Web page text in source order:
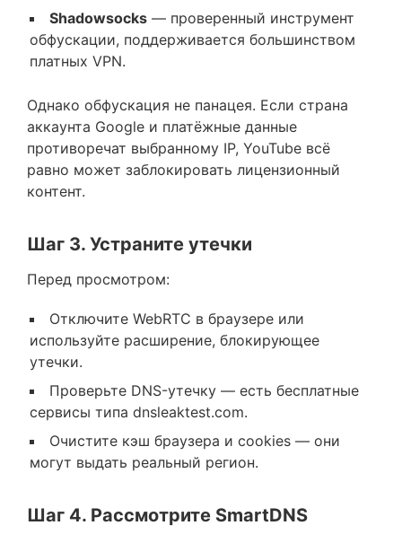
Shadowsocks — проверенный инструмент
обфускации, поддерживается большинством
платных VPN.
Однако обфускация не панацея. Если страна
аккаунта Google и платёжные данные
противоречат выбранному IP, YouTube всё
равно может заблокировать лицензионный
контент.
Шаг 3. Устраните утечки
Перед просмотром:
Отключите WebRTC в браузере или
используйте расширение, блокирующее
утечки.
Проверьте DNS-утечку — есть бесплатные
сервисы типа dnsleaktest.com.
Очистите кэш браузера и cookies — они
могут выдать реальный регион.
Шаг 4. Рассмотрите SmartDNS